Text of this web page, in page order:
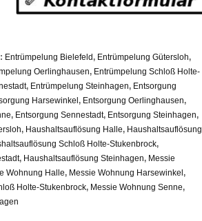
Entrümpelung Bielefeld, Entrümpelung Gütersloh,
Oerlinghausen, Entrümpelung Schloß Holte-
, Entrümpelung Steinhagen, Entsorgung
Harsewinkel , Entsorgung Oerlinghausen,
, Entsorgung Sennestadt, Entsorgung Steinhagen,
, Haushaltsauflösung Halle, Haushaltsauflösung
Schloß Holte-Stukenbrock,
, Haushaltsauflösung Steinhagen, Messie
Wohnung Halle, Messie Wohnung Harsewinkel ,
Holte-Stukenbrock, Messie Wohnung Senne,